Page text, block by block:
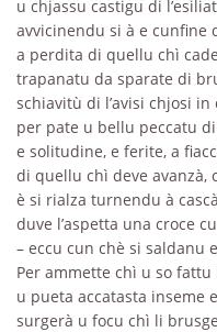
u chjassu castigu di
avvicinendu si à e cunfine
a perdita di quellu chì
trapanatu da sparate di
schiavitù di l’avisi chjosi in
per pate u bellu peccatu
e solitudine, e ferite, a
di quellu chì deve avanzà,
è si rialza turnendu à
duve l’aspetta una croce
– eccu cun chè si saldanu
Per ammette chì u so
u pueta accatasta inseme
surgerà u focu chì li